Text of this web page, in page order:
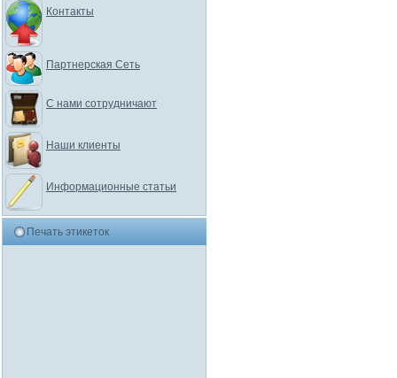
Контакты
Партнерская Сеть
С нами сотрудничают
Наши клиенты
Информационные статьи
Печать этикеток